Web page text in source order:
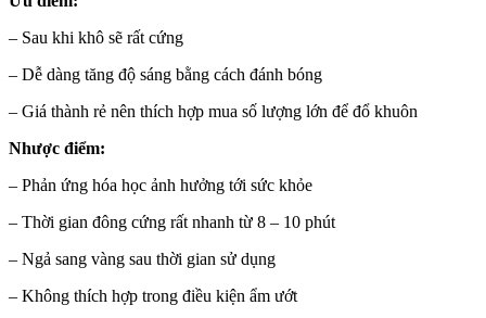
– Sau khi khô sẽ rất cứng
– Dễ dàng tăng độ sáng bằng cách đánh bóng
– Giá thành rẻ nên thích hợp mua số lượng lớn để đổ khuôn
Nhược điểm:
– Phản ứng hóa học ảnh hưởng tới sức khỏe
– Thời gian đông cứng rất nhanh từ 8 – 10 phút
– Ngả sang vàng sau thời gian sử dụng
– Không thích hợp trong điều kiện ẩm ướt